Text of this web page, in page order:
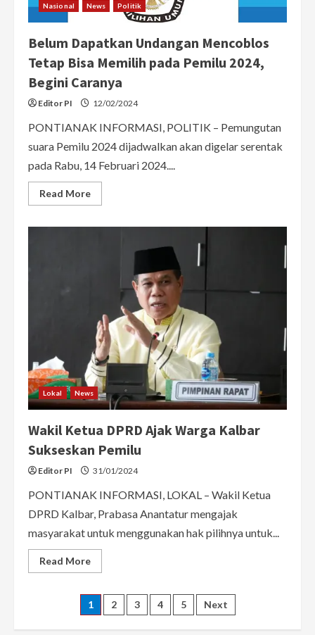
Nasional News Politik
Belum Dapatkan Undangan Mencoblos
Tetap Bisa Memilih pada Pemilu 2024,
Begini Caranya
Editor PI 12/02/2024
PONTIANAK INFORMASI, POLITIK – Pemungutan
suara Pemilu 2024 dijadwalkan akan digelar serentak
pada Rabu, 14 Februari 2024....
Read MoreRead
more
Mencoblos
Pemilu
Begini
Caranya
Lokal News
Wakil Ketua DPRD Ajak Warga Kalbar
Sukseskan Pemilu
Editor PI 31/01/2024
PONTIANAK INFORMASI, LOKAL – Wakil Ketua
DPRD Kalbar, Prabasa Anantatur mengajak
masyarakat untuk menggunakan hak pilihnya untuk...
Read MoreRead
more
Ketua
DPRD
Ajak
Warga
Posts
1 2 3 4 5 Next